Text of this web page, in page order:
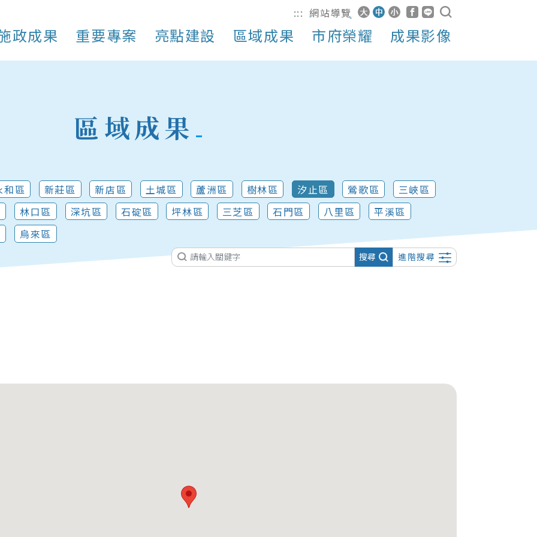
::: 網站導覽
政成果 重要專案 亮點建設 區域成果 市府榮耀 成果影像
區域成果
和區 新莊區 新店區 土城區 蘆洲區 樹林區 汐止區 鶯歌區
三峽區
林口區 深坑區 石碇區 坪林區 三芝區 石門區 八里區
平溪區
烏來區
搜尋 進階搜尋